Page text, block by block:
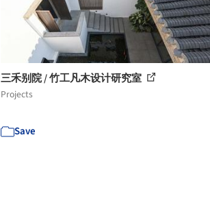
三禾别院 / 竹工凡木设计研究室
Projects
Save